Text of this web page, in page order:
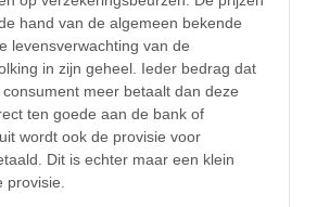
hand van de algemeen bekende
levensverwachting van de
in zijn geheel. Ieder bedrag dat
meer betaalt dan deze
ten goede aan de bank of
wordt ook de provisie voor
Dit is echter maar een klein